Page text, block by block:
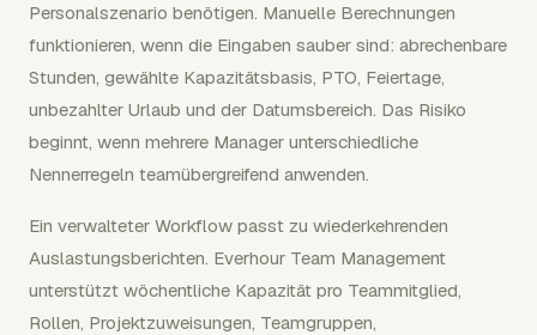
Personalszenario benötigen. Manuelle Berechnungen
funktionieren, wenn die Eingaben sauber sind: abrechenbare
Stunden, gewählte Kapazitätsbasis, PTO, Feiertage,
unbezahlter Urlaub und der Datumsbereich. Das Risiko
beginnt, wenn mehrere Manager unterschiedliche
Nennerregeln teamübergreifend anwenden.
Ein verwalteter Workflow passt zu wiederkehrenden
Auslastungsberichten. Everhour Team Management
unterstützt wöchentliche Kapazität pro Teammitglied,
Rollen, Projektzuweisungen, Teamgruppen,